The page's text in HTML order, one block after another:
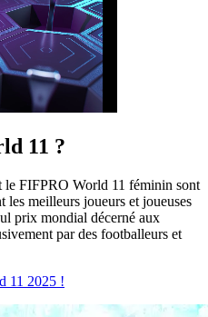
11 ?
FIFPRO World 11 féminin sont
les meilleurs joueurs et joueuses
prix mondial décerné aux
par des footballeurs et
11 2025 !